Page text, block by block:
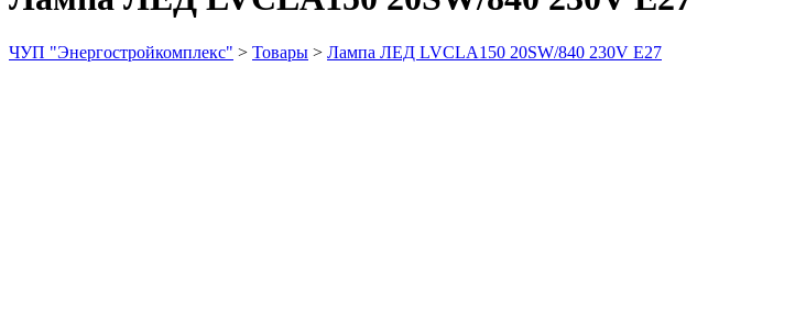
ЧУП "Энергостройкомплекс" > Товары > Лампа ЛЕД LVCLA150 20SW/840 230V E27